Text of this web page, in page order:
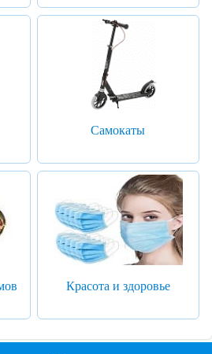
Самокаты
Красота и здоровье